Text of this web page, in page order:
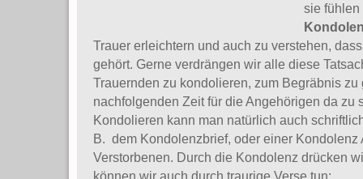
sie
Trauer erleichtern und auch zu verstehen,
gehört. Gerne verdrängen wir alle diese
Trauernden zu kondolieren, zum Begräbnis
nachfolgenden Zeit für die Angehörigen da zu
Kondolieren kann man natürlich auch
B. dem Kondolenzbrief, oder einer
Verstorbenen. Durch die Kondolenz drücken
können wir auch durch traurige Verse tun: